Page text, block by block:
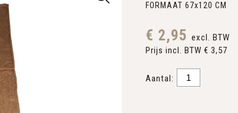
FORMAAT 67x120 CM
€ 2,95 excl. BTW
Prijs incl. BTW € 3,57
Aantal: